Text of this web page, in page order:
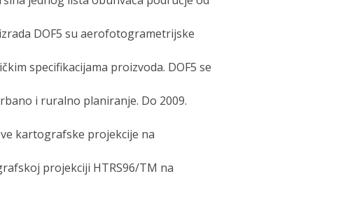
DOF5 su aerofotogrametrijske
specifikacijama proizvoda. DOF5 se
i ruralno planiranje. Do 2009.
kartografske projekcije na
projekciji HTRS96/TM na